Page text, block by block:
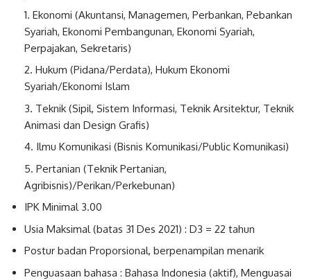
Ekonomi (Akuntansi, Managemen, Perbankan, Pebankan
Syariah, Ekonomi Pembangunan, Ekonomi Syariah,
Perpajakan, Sekretaris)
Hukum (Pidana/Perdata), Hukum Ekonomi
Syariah/Ekonomi Islam
Teknik (Sipil, Sistem Informasi, Teknik Arsitektur, Teknik
Animasi dan Design Grafis)
Ilmu Komunikasi (Bisnis Komunikasi/Public Komunikasi)
Pertanian (Teknik Pertanian,
Agribisnis)/Perikan/Perkebunan)
IPK Minimal 3.00
Usia Maksimal (batas 31 Des 2021) : D3 = 22 tahun
Postur badan Proporsional, berpenampilan menarik
Penguasaan bahasa : Bahasa Indonesia (aktif), Menguasai